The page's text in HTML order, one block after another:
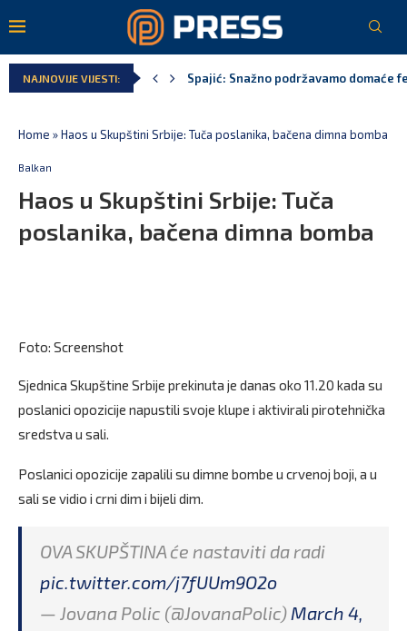
NAJNOVIJE VIJESTI:
MPNI do kraja jula realizovalo
Home »Haos u Skupštini Srbije: Tuča poslanika, bačena dimna bomba
Balkan
Haos u Skupštini Srbije: Tuča
poslanika, bačena dimna bomba
Foto: Screenshot
Sjednica Skupštine Srbije prekinuta je danas oko 11.20 kada su
poslanici opozicije napustili svoje klupe i aktivirali pirotehnička
sredstva u sali.
Poslanici opozicije zapalili su dimne bombe u crvenoj boji, a u
sali se vidio i crni dim i bijeli dim.
OVA SKUPŠTINA će nastaviti da radi
pic.twitter.com/j7fUUm9O2o
— Jovana Polic (@JovanaPolic) March 4,